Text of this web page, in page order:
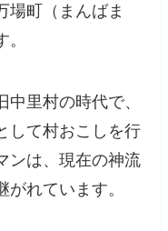
場町（まんばま
里村の時代で、
して村おこしを行
ンは、現在の神流
れています。